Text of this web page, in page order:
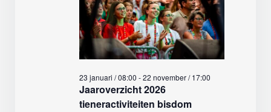
Jaaroverzicht 2026
tieneractiviteiten bisdom
23 januari / 08:00 -22 november / 17:00